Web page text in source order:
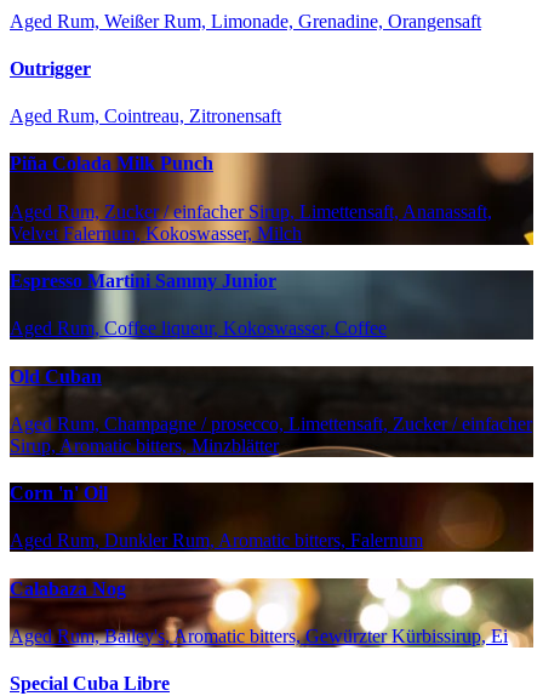
Aged Rum, Weißer Rum, Limonade, Grenadine, Orangensaft
Outrigger
Aged Rum, Cointreau, Zitronensaft
Piña Colada Milk Punch
Aged Rum, Zucker / einfacher Sirup, Limettensaft, Ananassaft,
Velvet Falernum, Kokoswasser, Milch
Espresso Martini Sammy Junior
Aged Rum, Coffee liqueur, Kokoswasser, Coffee
Old Cuban
Aged Rum, Champagne / prosecco, Limettensaft, Zucker / einfacher
Sirup, Aromatic bitters, Minzblätter
Corn 'n' Oil
Aged Rum, Dunkler Rum, Aromatic bitters, Falernum
Calabaza Nog
Aged Rum, Bailey's, Aromatic bitters, Gewürzter Kürbissirup, Ei
Special Cuba Libre